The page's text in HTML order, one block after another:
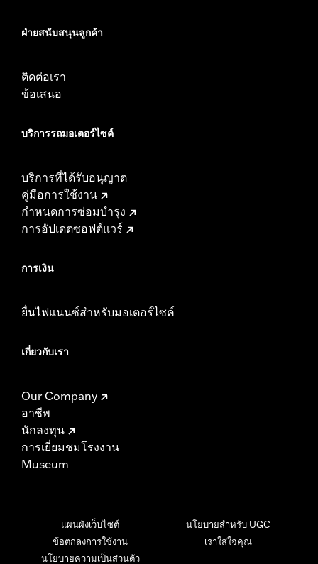
ฝ่ายสนับสนุนลูกค้า
ติดต่อเรา
ข้อเสนอ
บริการรถมอเตอร์ไซค์​
บริการที่ได้รับอนุญาต
คู่มือการใช้งาน
กำหนดการซ่อมบำรุง
การอัปเดตซอฟต์แวร์
การเงิน
ยื่นไฟแนนซ์สำหรับมอเตอร์ไซค์
เกี่ยวกับเรา
Our Company
อาชีพ
นักลงทุน
การเยี่ยมชมโรงงาน
Museum
แผนผังเว็บไซต์
ข้อตกลงการใช้งาน
นโยบายความเป็นส่วนตัว
นโยบายสำหรับ UGC
เราใส่ใจคุณ